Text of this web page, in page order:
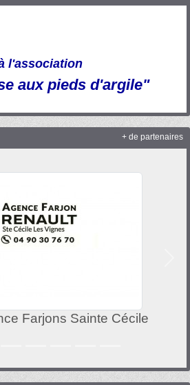
l'association
aux pieds d'argile"
Cécile
+ de partenaires